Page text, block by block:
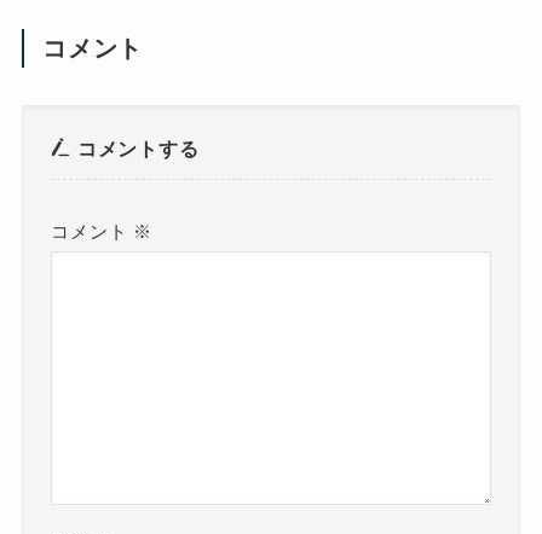
コメント
コメントする
コメント ※